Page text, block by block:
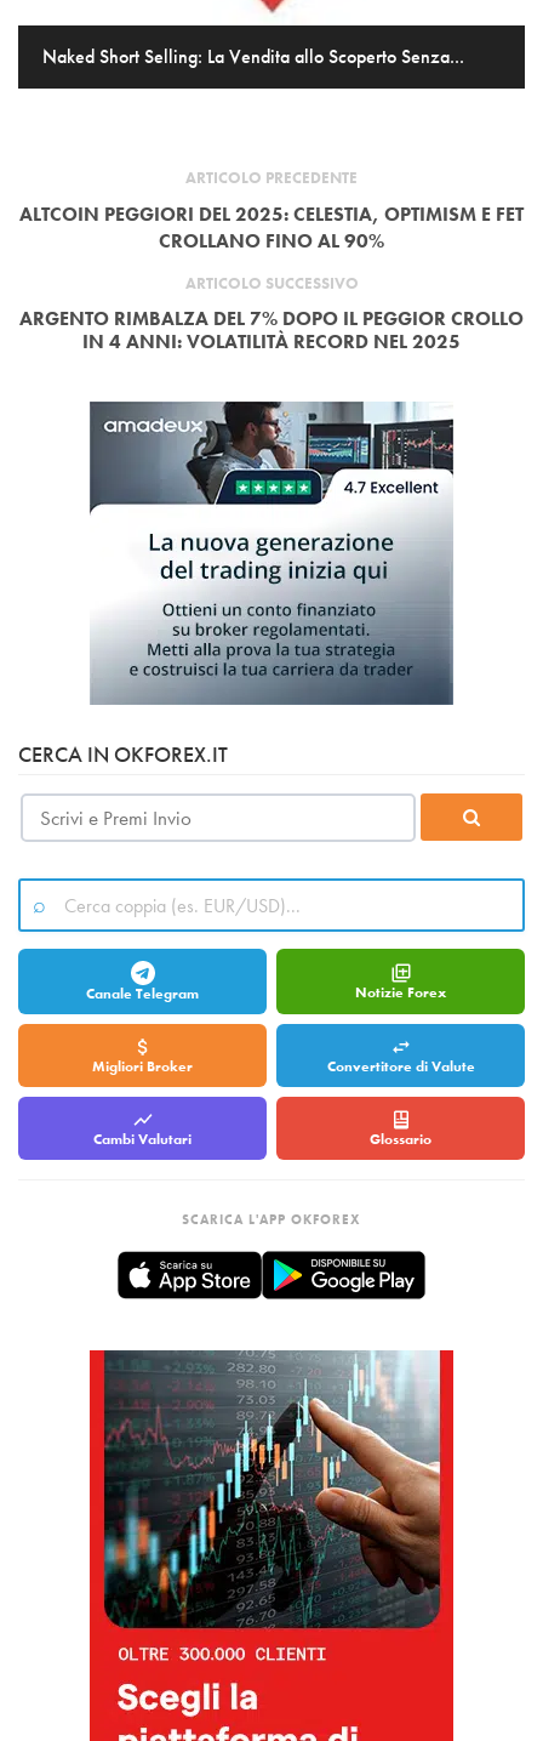
Naked Short Selling: La Vendita allo Scoperto Senza...
ARTICOLO PRECEDENTE
ALTCOIN PEGGIORI DEL 2025: CELESTIA, OPTIMISM E FET
CROLLANO FINO AL 90%
ARTICOLO SUCCESSIVO
ARGENTO RIMBALZA DEL 7% DOPO IL PEGGIOR CROLLO
IN 4 ANNI: VOLATILITÀ RECORD NEL 2025
CERCA IN OKFOREX.IT
Canale Telegram Notizie Forex
Migliori Broker Convertitore di Valute
Cambi Valutari Glossario
SCARICA L'APP OKFOREX